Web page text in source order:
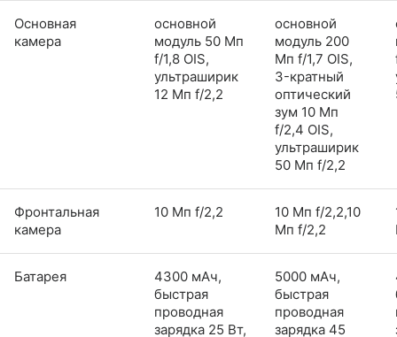
Основная
камера
основной
модуль 50 Мп
f/1,8 OIS,
ультраширик
12 Мп f/2,2
основной
модуль 200
Мп f/1,7 OIS,
3-кратный
оптический
зум 10 Мп
f/2,4 OIS,
ультраширик
50 Мп f/2,2
Фронтальная
камера
10 Мп f/2,2
10 Мп f/2,2,10
Мп f/2,2
Батарея
4300 мАч,
быстрая
проводная
зарядка 25 Вт,
5000 мАч,
быстрая
проводная
зарядка 45